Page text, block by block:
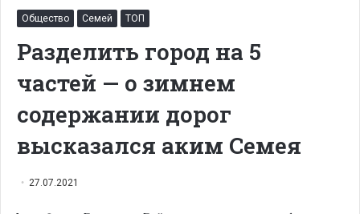
Общество Семей ТОП
Разделить город на 5
частей — о зимнем
содержании дорог
высказался аким Семея
27.07.2021